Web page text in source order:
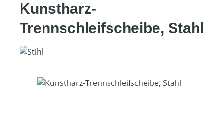
Kunstharz-
Trennschleifscheibe, Stahl
Bildergalerie überspringen